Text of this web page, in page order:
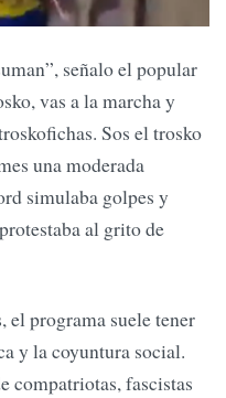
señalo el popular
vas a la marcha y
Sos el trosko
una moderada
simulaba golpes y
al grito de
programa suele tener
y la coyuntura social.
compatriotas, fascistas